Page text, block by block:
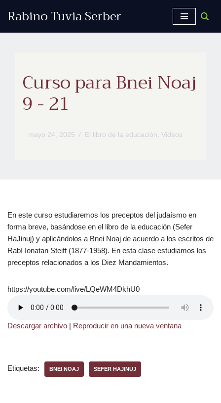
Rabino Tuvia Serber
Curso para Bnei Noaj
9 - 21
mayo 24, 2025 El libro de la educación, Videos
En este curso estudiaremos los preceptos del judaísmo en
forma breve, basándose en el libro de la educación (Sefer
HaJinuj) y aplicándolos a Bnei Noaj de acuerdo a los escritos de
Rabí Ionatan Steiff (1877-1958). En esta clase estudiamos los
preceptos relacionados a los Diez Mandamientos.
https://youtube.com/live/LQeWM4DkhU0
Descargar archivo | Reproducir en una nueva ventana
Etiquetas: BNEI NOAJ SEFER HAJINUJ